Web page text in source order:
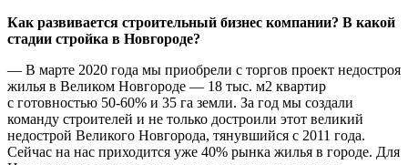
Как развивается строительный бизнес компании? В какой
стадии стройка в Новгороде?
— В марте 2020 года мы приобрели с торгов проект недостроя
жилья в Великом Новгороде — 18 тыс. м2 квартир
с готовностью 50-60% и 35 га земли. За год мы создали
команду строителей и не только достроили этот великий
недострой Великого Новгорода, тянувшийся с 2011 года.
Сейчас на нас приходится уже 40% рынка жилья в городе. Для